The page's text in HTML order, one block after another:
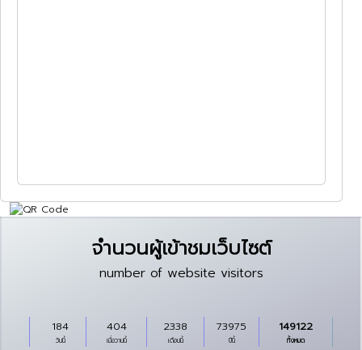
จำนวนผู้เข้าชมเว็บไซต์
number of website visitors
วันนี้
184
เมื่อวานนี้
404
เดือนนี้
2338
ปีนี้
73975
ทั้งหมด
149122